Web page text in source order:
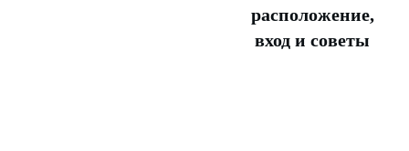
расположение,
вход и советы